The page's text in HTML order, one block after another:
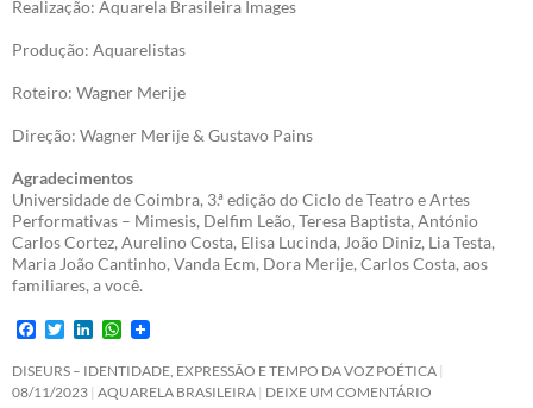
Realização: Aquarela Brasileira Images
Produção: Aquarelistas
Roteiro: Wagner Merije
Direção: Wagner Merije & Gustavo Pains
Agradecimentos
Universidade de Coimbra, 3.ª edição do Ciclo de Teatro e Artes
Performativas – Mimesis, Delfim Leão, Teresa Baptista, António
Carlos Cortez, Aurelino Costa, Elisa Lucinda, João Diniz, Lia Testa,
Maria João Cantinho, Vanda Ecm, Dora Merije, Carlos Costa, aos
familiares, a você.
F
c
e
T
i
t
n
k
W
a
t
DISEURS – IDENTIDADE, EXPRESSÃO E TEMPO DA VOZ POÉTICA
08/11/2023 AQUARELA BRASILEIRA DEIXE UM COMENTÁRIO